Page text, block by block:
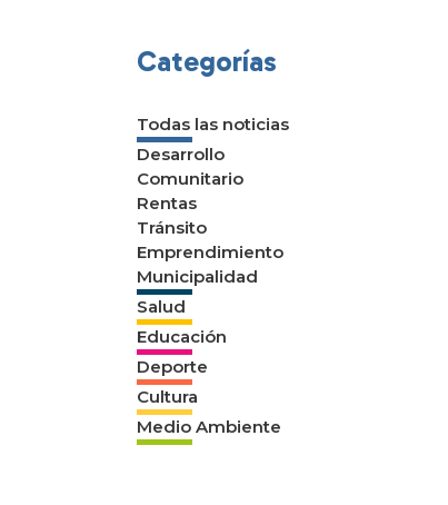
Categorías
Todas las noticias
Desarrollo
Comunitario
Rentas
Tránsito
Emprendimiento
Municipalidad
Salud
Educación
Deporte
Cultura
Medio Ambiente